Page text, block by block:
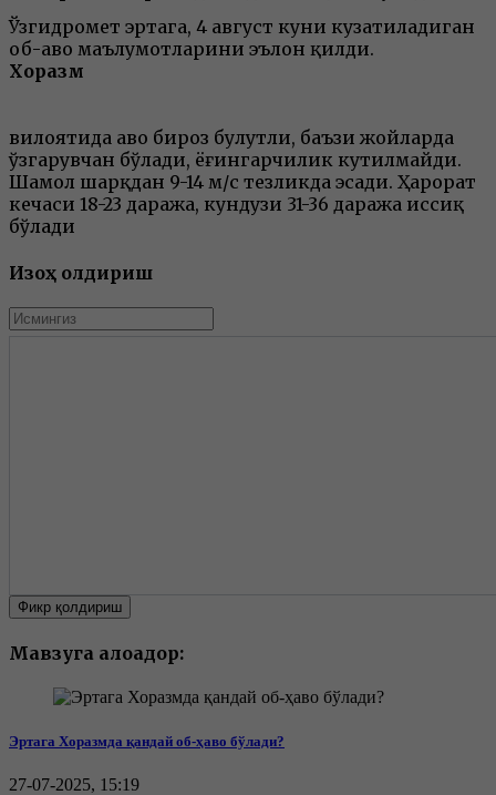
Ўзгидромет эртага, 4 август куни кузатиладиган
об-ҳаво маълумотларини эълон қилди.
Хоразм
вилоятида ҳаво бироз булутли, баъзи жойларда
ўзгарувчан бўлади, ёғингарчилик кутилмайди.
Шамол шарқдан 9-14 м/с тезликда эсади. Ҳарорат
кечаси 18-23 даража, кундузи 31-36 даража иссиқ
бўлади
Изоҳ қолдириш
Фикр қолдириш
Мавзуга алоқадор:
Эртага Хоразмда қандай об-ҳаво бўлади?
27-07-2025, 15:19